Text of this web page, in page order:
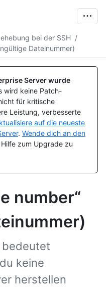
bei der SSH /
Dateinummer)
Server wurde
wird keine Patch-
für kritische
Leistung, verbesserte
auf die neueste
. Wende dich an den
Hilfe zum Upgrade zu
number“
bedeutet
keine
herstellen